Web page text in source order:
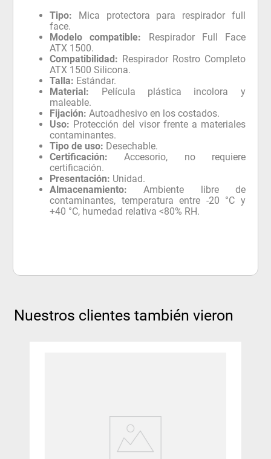
Tipo: Mica protectora para respirador full
face.
Modelo compatible: Respirador Full Face
ATX 1500.
Compatibilidad: Respirador Rostro Completo
ATX 1500 Silicona.
Talla: Estándar.
Material: Película plástica incolora y
maleable.
Fijación: Autoadhesivo en los costados.
Uso: Protección del visor frente a materiales
contaminantes.
Tipo de uso: Desechable.
Certificación: Accesorio, no requiere
certificación.
Presentación: Unidad.
Almacenamiento: Ambiente libre de
contaminantes, temperatura entre -20 °C y
+40 °C, humedad relativa <80% RH.
Nuestros clientes también vieron